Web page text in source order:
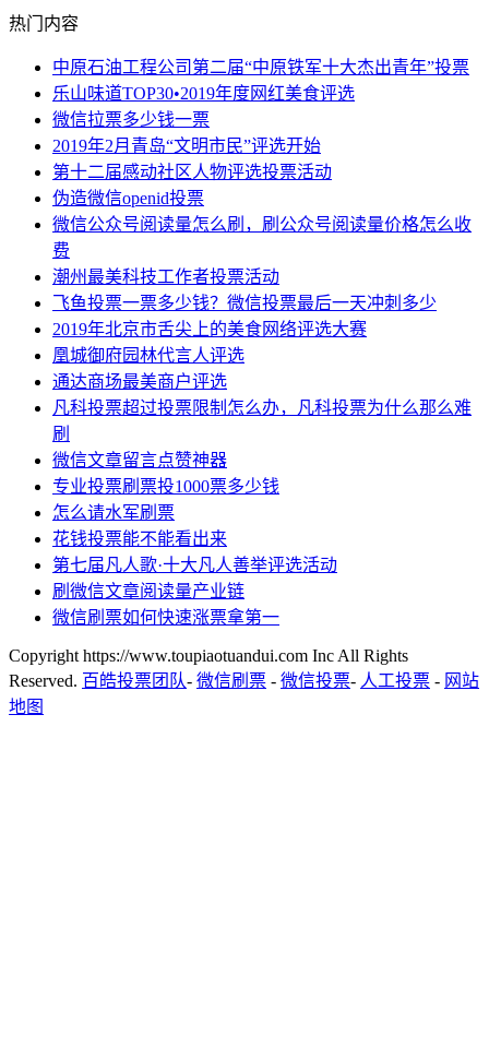
热门内容
中原石油工程公司第二届“中原铁军十大杰出青年”投票
乐山味道TOP30•2019年度网红美食评选
微信拉票多少钱一票
2019年2月青岛“文明市民”评选开始
第十二届感动社区人物评选投票活动
伪造微信openid投票
微信公众号阅读量怎么刷，刷公众号阅读量价格怎么收
费
潮州最美科技工作者投票活动
飞鱼投票一票多少钱？微信投票最后一天冲刺多少
2019年北京市舌尖上的美食网络评选大赛
凰城御府园林代言人评选
通达商场最美商户评选
凡科投票超过投票限制怎么办，凡科投票为什么那么难
刷
微信文章留言点赞神器
专业投票刷票投1000票多少钱
怎么请水军刷票
花钱投票能不能看出来
第七届凡人歌·十大凡人善举评选活动
刷微信文章阅读量产业链
微信刷票如何快速涨票拿第一
Copyright https://www.toupiaotuandui.com Inc All Rights
Reserved. 百皓投票团队- 微信刷票 - 微信投票- 人工投票 - 网站
地图